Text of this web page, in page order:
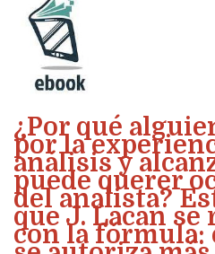
¿Por qué
por la
análisis y
puede querer
del analista?
que J. Lacan
con la fórmula: